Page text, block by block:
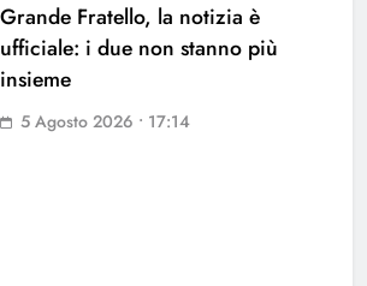
Grande Fratello, la notizia è
ufficiale: i due non stanno più
insieme
5 Agosto 2026 • 17:14